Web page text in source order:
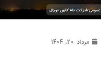
مرداد 20, 1404